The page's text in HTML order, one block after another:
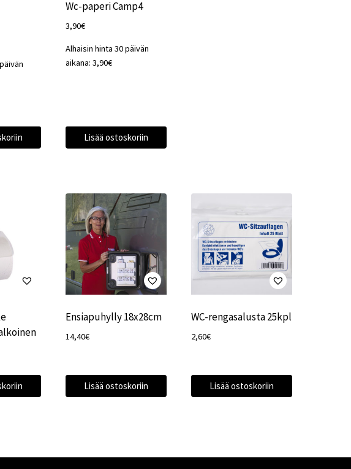
Wc-paperi Camp4
3,90€
Alhaisin hinta 30 päivän
aikana: 3,90€
Lisää ostoskoriin
Ensiapuhylly 18x28cm
14,40€
Lisää ostoskoriin
WC-rengasalusta 25kpl
2,60€
Lisää ostoskoriin